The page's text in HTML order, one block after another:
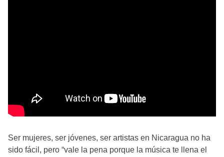
Ser mujeres, ser jóvenes, ser artistas en Nicaragua no ha
sido fácil, pero “vale la pena porque la música te llena el